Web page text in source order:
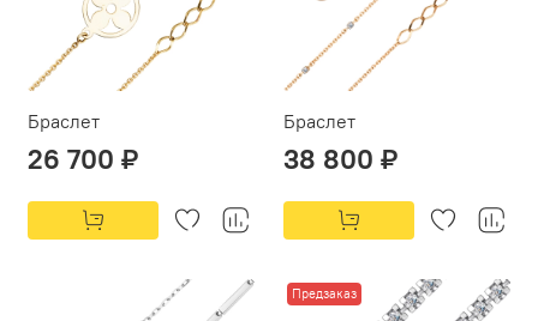
Браслет
26 700 ₽
Браслет
38 800 ₽
Предзаказ